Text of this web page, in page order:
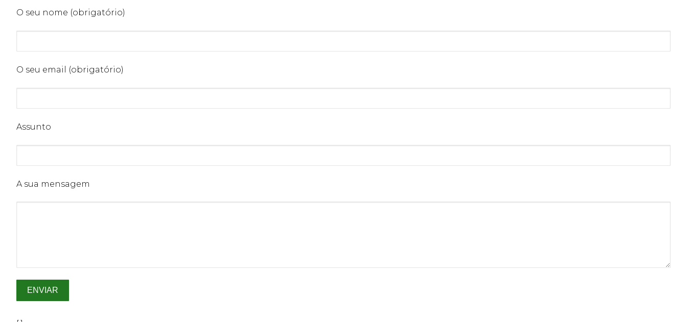
O seu nome (obrigatório)
O seu email (obrigatório)
Assunto
A sua mensagem